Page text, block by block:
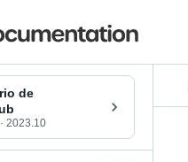
de
· 2023.10